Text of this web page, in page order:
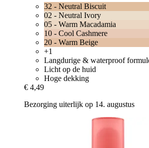
32 - Neutral Biscuit
02 - Neutral Ivory
05 - Warm Macadamia
10 - Cool Cashmere
20 - Warm Beige
+1
Langdurige & waterproof
Licht op de huid
Hoge dekking
€ 4,49
Bezorging uiterlijk op 14. augustus